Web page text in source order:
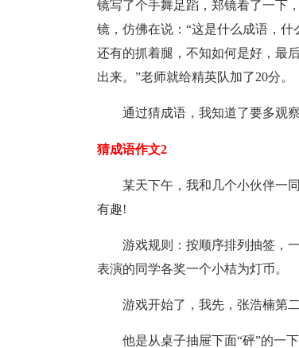
镜写了个手舞足蹈，郑镜看了一下
镜，仿佛在说：“这是什么成语，什
还有的抓着腿，不知如何是好，最
出来。”老师就给精英队加了20分。
通过猜成语，我知道了要多观
猜成语作文2
某天下午，我和几个小伙伴一
有趣!
游戏规则：按顺序排列抽签，
表演的同学各奖一个小桔为灯币。
游戏开始了，我先，张浩楠第
他是从桌子抽屉下面“砰”的一